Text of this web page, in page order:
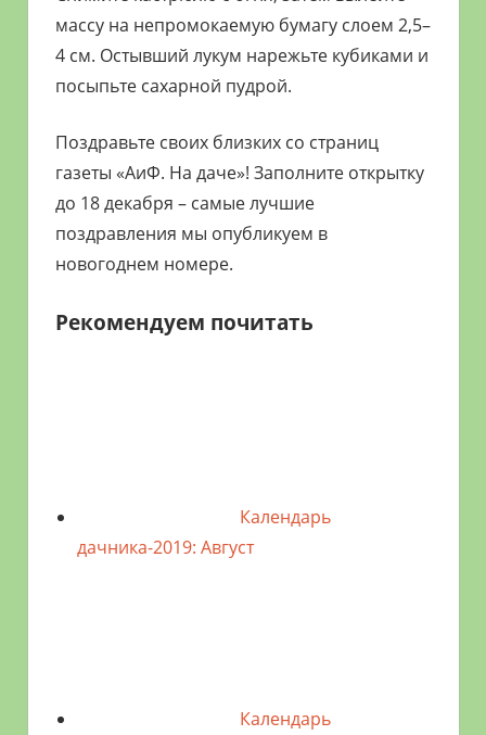
массу на непромокаемую бумагу слоем 2,5–
4 см. Остывший лукум нарежьте кубиками и
посыпьте сахарной пудрой.
Поздравьте своих близких со страниц
газеты «АиФ. На даче»! Заполните открытку
до 18 декабря – самые лучшие
поздравления мы опубликуем в
новогоднем номере.
Рекомендуем почитать
Календарь
дачника-2019: Август
Календарь